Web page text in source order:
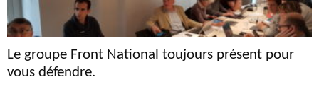
Le groupe Front National toujours présent pour
vous défendre.